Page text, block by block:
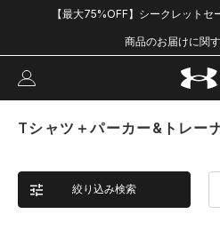
【最大75%OFF】シークレットセ
商品のお届けに関
Tシャツ＋パーカー&トレー
絞り込み検索